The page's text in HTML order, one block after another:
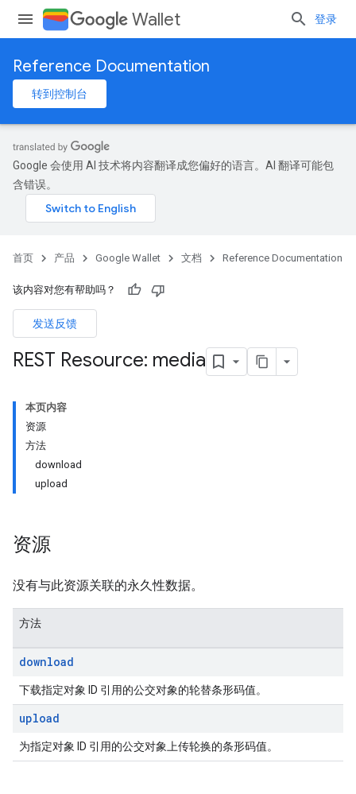
Wallet 登录
Reference Documentation
转到控制台
Google 会使用 AI 技术将内容翻译成您偏好的语言。AI 翻译可能包
含错误。
首页 产品 Google Wallet 文档 Reference Documentation
该内容对您有帮助吗？
发送反馈
REST Resource: media
本页内容
资源
方法
download
upload
资源
没有与此资源关联的永久性数据。
方法
download
下载指定对象 ID 引用的公交对象的轮替条形码值。
upload
为指定对象 ID 引用的公交对象上传轮换的条形码值。